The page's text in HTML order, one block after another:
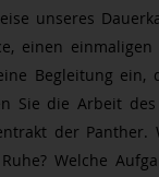
unseres
einen
Begleitung ein,
Sie die Arbeit
der Panther.
Welche